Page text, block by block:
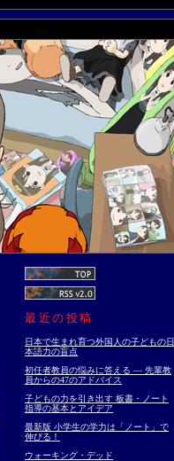
最近の投稿
日本で生まれ育つ外国人の子どもの日
本語力の盲点
初任者教員の悩みに答える ― 先輩教
員からの47のアドバイス
子どもの力を引き出す 板書・ノート
指導の基本とアイデア
最新版 小学生の学力は「ノート」で
伸びる！
ウォーキング・デッド